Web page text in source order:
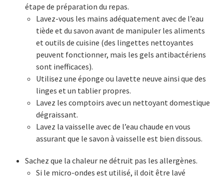
étape de préparation du repas.
Lavez-vous les mains adéquatement avec de l’eau
tiède et du savon avant de manipuler les aliments
et outils de cuisine (des lingettes nettoyantes
peuvent fonctionner, mais les gels antibactériens
sont inefficaces).
Utilisez une éponge ou lavette neuve ainsi que des
linges et un tablier propres.
Lavez les comptoirs avec un nettoyant domestique
dégraissant.
Lavez la vaisselle avec de l’eau chaude en vous
assurant que le savon à vaisselle est bien dissous.
Sachez que la chaleur ne détruit pas les allergènes.
Si le micro-ondes est utilisé, il doit être lavé